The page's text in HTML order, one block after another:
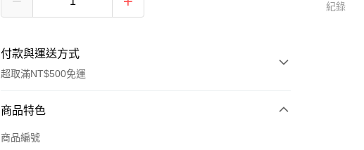
付款與運送方式
超取滿NT$500免運
付款方式
信用卡一次付款
商品特色
商品編號
紀錄